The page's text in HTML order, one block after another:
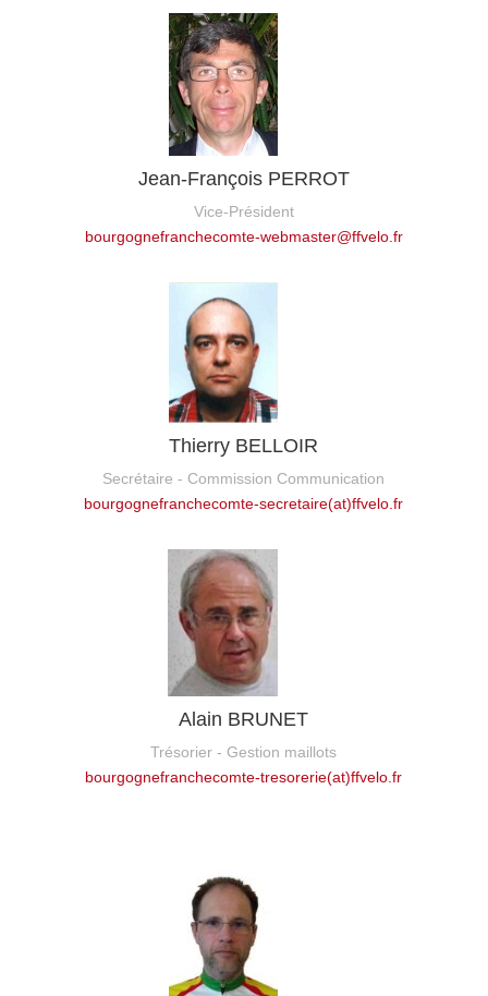
Jean-François PERROT
Vice-Président
bourgognefranchecomte-webmaster@ffvelo.fr
Thierry BELLOIR
Secrétaire - Commission Communication
bourgognefranchecomte-secretaire(at)ffvelo.fr
Alain BRUNET
Trésorier - Gestion maillots
bourgognefranchecomte-tresorerie(at)ffvelo.fr